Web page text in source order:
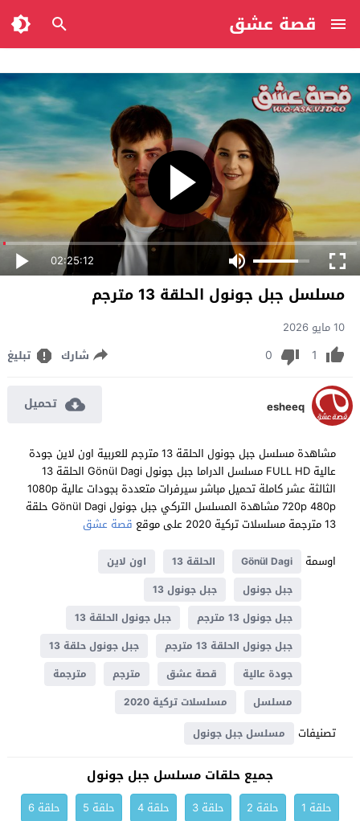
قصة عشق
02:25:12
مسلسل جبل جونول الحلقة 13 مترجم
10 مايو 2026
1
0 شارك تبليغ
esheeq تحميل
مشاهدة مسلسل جبل جونول الحلقة 13 مترجم للعربية اون لاين جودة
عالية FULL HD مسلسل الدراما جبل جونول Gönül Dagi الحلقة 13
الثالثة عشر كاملة تحميل مباشر سيرفرات متعددة بجودات عالية 1080p
720p 480p مشاهدة المسلسل التركي جبل جونول Gönül Dagi حلقة
13 مترجمة مسلسلات تركية 2020 على موقع
قصة عشق
اوسمة
Gönül Dagi الحلقة 13
اون لاين
جبل جونول
جبل جونول 13
جبل جونول 13 مترجم
جبل جونول الحلقة 13
جبل جونول الحلقة 13 مترجم
جبل جونول حلقة 13
جودة عالية
قصة عشق مترجم
مترجمة
مسلسل
مسلسلات تركية 2020
تصنيفات مسلسل جبل جونول
جميع حلقات مسلسل جبل جونول
حلقة 1 حلقة 2 حلقة 3 حلقة 4 حلقة 5
حلقة 6